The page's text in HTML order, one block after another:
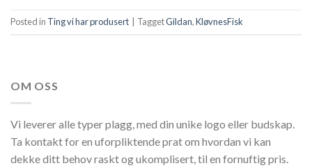
Posted in Ting vi har produsert TaggetGildan,KløvnesFisk
OM OSS
Vi leverer alle typer plagg, med din unike logo eller budskap.
Ta kontakt for en uforpliktende prat om hvordan vi kan
dekke ditt behov raskt og ukomplisert, til en fornuftig pris.